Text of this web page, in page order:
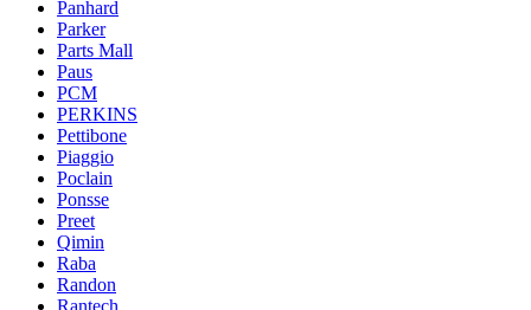
Panhard
Parker
Parts Mall
Paus
PCM
PERKINS
Pettibone
Piaggio
Poclain
Ponsse
Preet
Qimin
Raba
Randon
Rantech